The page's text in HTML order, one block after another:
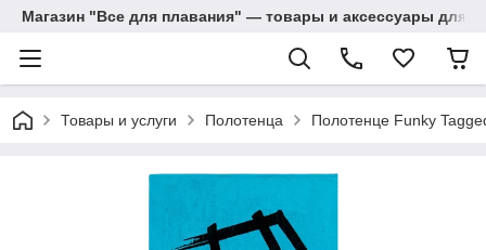
Магазин "Все для плавания" — товары и аксессуары для
Товары и услуги Полотенца Полотенце Funky